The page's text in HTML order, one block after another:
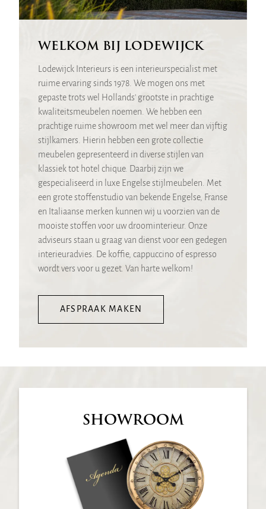
WELKOM BIJ LODEWIJCK
Lodewijck Interieurs is een interieurspecialist met
ruime ervaring sinds 1978. We mogen ons met
gepaste trots wel Hollands' grootste in prachtige
kwaliteitsmeubelen noemen. We hebben een
prachtige ruime showroom met wel meer dan vijftig
stijlkamers. Hierin hebben een grote collectie
meubelen gepresenteerd in diverse stijlen van
klassiek tot hotel chique. Daarbij zijn we
gespecialiseerd in luxe Engelse stijlmeubelen. Met
een grote stoffenstudio van bekende Engelse, Franse
en Italiaanse merken kunnen wij u voorzien van de
mooiste stoffen voor uw droominterieur. Onze
adviseurs staan u graag van dienst voor een gedegen
interieuradvies. De koffie, cappuccino of espresso
wordt vers voor u gezet. Van harte welkom!
AFSPRAAK MAKEN
SHOWROOM